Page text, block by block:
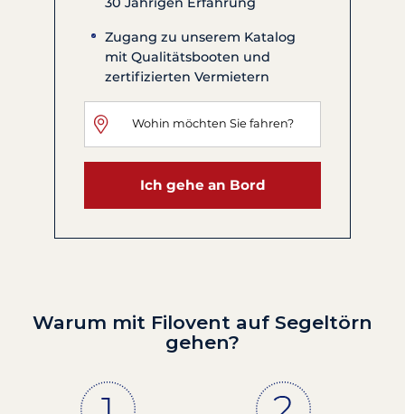
Zugang zu unserem Katalog
mit Qualitätsbooten und
zertifizierten Vermietern
Ich gehe an Bord
Warum mit Filovent auf Segeltörn
gehen?